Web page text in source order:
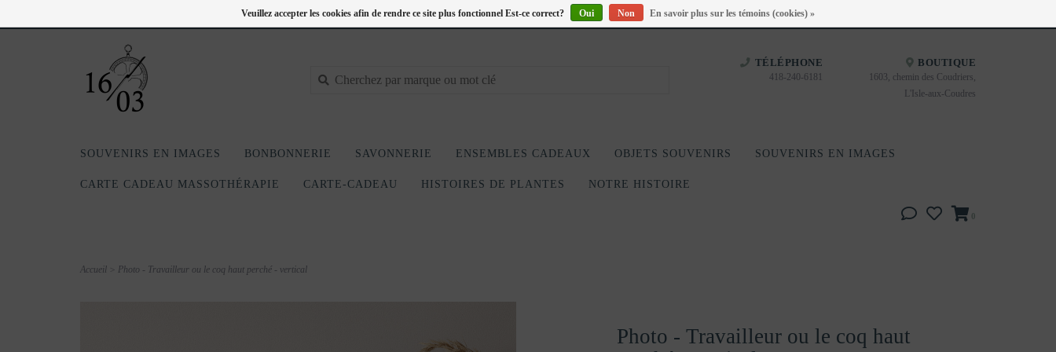
Se connecter Heures d'ouverture : Disponible sur Google
TÉLÉPHONE
418-240-6181
BOUTIQUE
1603, chemin des Coudriers,
L'Isle-aux-Coudres
SOUVENIRS EN IMAGES BONBONNERIE SAVONNERIE ENSEMBLES CADEAUX OBJETS SOUVENIRS SOUVENIRS EN IMAGES
CARTE CADEAU MASSOTHÉRAPIE CARTE-CADEAU HISTOIRES DE PLANTES NOTRE HISTOIRE
0
Accueil Photo - Travailleur ou le coq haut perché - vertical
Photo - Travailleur ou le coq haut
Veuillez accepter les cookies afin de rendre ce site plus fonctionnel Est-ce correct? Oui Non En savoir plus sur les témoins (cookies) »